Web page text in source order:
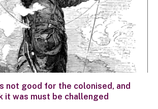
not good for the colonised, and
it was must be challenged